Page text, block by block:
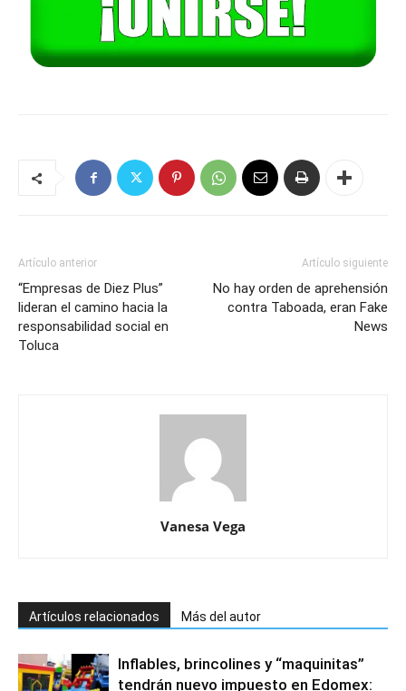
Artículo anterior
“Empresas de Diez Plus”
lideran el camino hacia la
responsabilidad social en
Toluca
Artículo siguiente
No hay orden de aprehensión
contra Taboada, eran Fake
News
Vanesa Vega
Artículos relacionados Más del autor
Inflables, brincolines y “maquinitas”
tendrán nuevo impuesto en Edomex: